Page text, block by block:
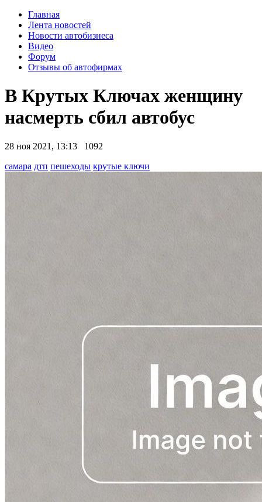
Главная
Лента новостей
Новости автобизнеса
Видео
Форум
Отзывы об автофирмах
В Крутых Ключах женщину
насмерть сбил автобус
28 ноя 2021, 13:13
1092
самара дтп пешеходы крутые ключи